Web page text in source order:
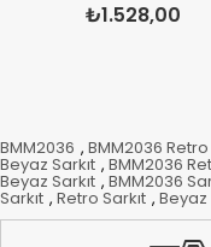
₺1.528,00
BMM2036 , BMM2036 Retro
Beyaz Sarkıt , BMM2036
Beyaz Sarkıt , BMM2036
Sarkıt , Retro Sarkıt , Beyaz